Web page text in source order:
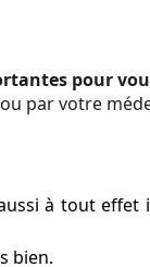
pour
par votre
à tout
bien.